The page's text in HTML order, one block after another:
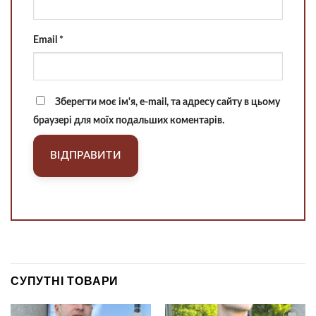
Email *
Зберегти моє ім'я, e-mail, та адресу сайту в цьому
браузері для моїх подальших коментарів.
СУПУТНІ ТОВАРИ